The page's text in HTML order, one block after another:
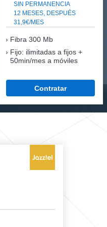
SIN PERMANENCIA
12 MESES, DESPUÉS
31,9€/MES
Fibra 300 Mb
Fijo: ilimitadas a fijos +
50min/mes a móviles
Contratar